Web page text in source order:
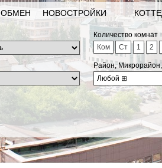
ОБМЕН НОВОСТРОЙКИ
Количество комнат
Ком
Ст 1 2
Район,
Любой ⊞